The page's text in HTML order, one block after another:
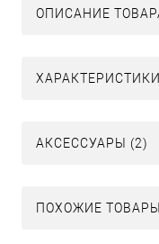
ОПИСАНИЕ
ХАРАКТЕРИСТИКИ
АКСЕССУАРЫ (2)
ПОХОЖИЕ